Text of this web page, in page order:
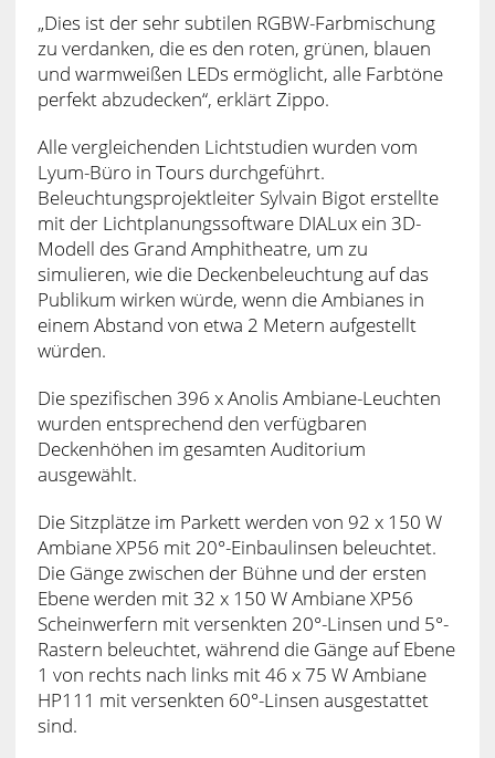
„Dies ist der sehr subtilen RGBW-Farbmischung
zu verdanken, die es den roten, grünen, blauen
und warmweißen LEDs ermöglicht, alle Farbtöne
perfekt abzudecken“, erklärt Zippo.
Alle vergleichenden Lichtstudien wurden vom
Lyum-Büro in Tours durchgeführt.
Beleuchtungsprojektleiter Sylvain Bigot erstellte
mit der Lichtplanungssoftware DIALux ein 3D-
Modell des Grand Amphitheatre, um zu
simulieren, wie die Deckenbeleuchtung auf das
Publikum wirken würde, wenn die Ambianes in
einem Abstand von etwa 2 Metern aufgestellt
würden.
Die spezifischen 396 x Anolis Ambiane-Leuchten
wurden entsprechend den verfügbaren
Deckenhöhen im gesamten Auditorium
ausgewählt.
Die Sitzplätze im Parkett werden von 92 x 150 W
Ambiane XP56 mit 20°-Einbaulinsen beleuchtet.
Die Gänge zwischen der Bühne und der ersten
Ebene werden mit 32 x 150 W Ambiane XP56
Scheinwerfern mit versenkten 20°-Linsen und 5°-
Rastern beleuchtet, während die Gänge auf Ebene
1 von rechts nach links mit 46 x 75 W Ambiane
HP111 mit versenkten 60°-Linsen ausgestattet
sind.